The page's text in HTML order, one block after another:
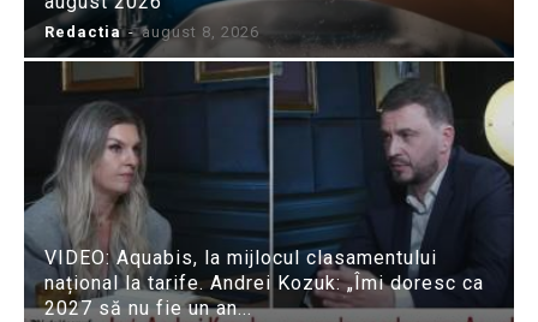
Redactia - august 8, 2026
VIDEO: Aquabis, la mijlocul clasamentului
național la tarife. Andrei Kozuk: „Îmi doresc ca
2027 să nu fie un an...